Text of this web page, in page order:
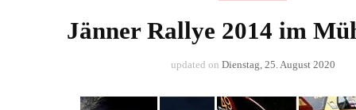
Jänner Rallye 2014 im
updated on Dienstag, 25. August 2020